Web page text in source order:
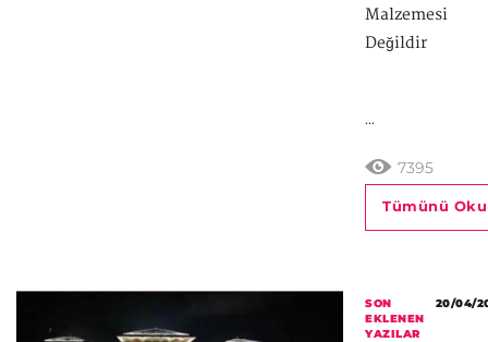
Malzemesi
Değildir
...
7395
Tümünü Oku
SON
EKLENEN
YAZILAR
20/04/